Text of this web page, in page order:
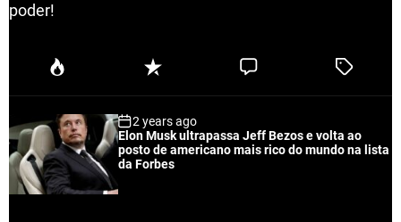
poder!
P
u
a
r
R
e
n
t
C
e
T
e
2 years ago
Elon Musk ultrapassa Jeff Bezos e volta ao
posto de americano mais rico do mundo na lista
da Forbes